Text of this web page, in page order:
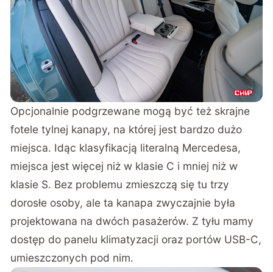
Opcjonalnie podgrzewane mogą być też skrajne
fotele tylnej kanapy, na której jest bardzo dużo
miejsca. Idąc klasyfikacją literalną Mercedesa,
miejsca jest więcej niż w klasie C i mniej niż w
klasie S. Bez problemu zmieszczą się tu trzy
dorosłe osoby, ale ta kanapa zwyczajnie była
projektowana na dwóch pasażerów. Z tyłu mamy
dostęp do panelu klimatyzacji oraz portów USB-C,
umieszczonych pod nim.